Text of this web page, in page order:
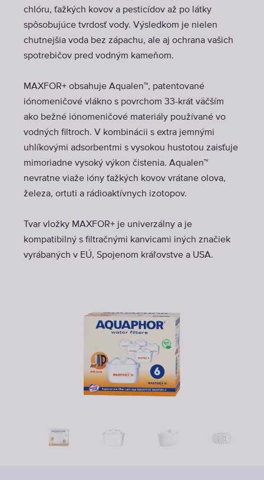
chlóru, ťažkých kovov a pesticídov až po látky
spôsobujúce tvrdosť vody. Výsledkom je nielen
chutnejšia voda bez zápachu, ale aj ochrana vašich
spotrebičov pred vodným kameňom.
MAXFOR+ obsahuje Aqualen™, patentované
iónomeničové vlákno s povrchom 33-krát väčším
ako bežné iónomeničové materiály používané vo
vodných filtroch. V kombinácii s extra jemnými
uhlíkovými adsorbentmi s vysokou hustotou zaisťuje
mimoriadne vysoký výkon čistenia. Aqualen™
nevratne viaže ióny ťažkých kovov vrátane olova,
železa, ortuti a rádioaktívnych izotopov.
Tvar vložky MAXFOR+ je univerzálny a je
kompatibilný s filtračnými kanvicami iných značiek
vyrábaných v EÚ, Spojenom kráľovstve a USA.